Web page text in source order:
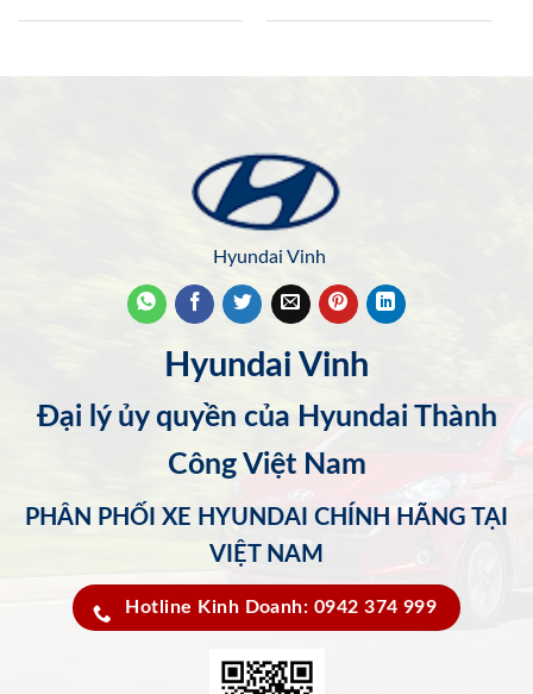
Hyundai Vinh
Hyundai Vinh
Đại lý ủy quyền của Hyundai Thành
Công Việt Nam
PHÂN PHỐI XE HYUNDAI CHÍNH HÃNG TẠI
VIỆT NAM
Hotline Kinh Doanh: 0942 374 999